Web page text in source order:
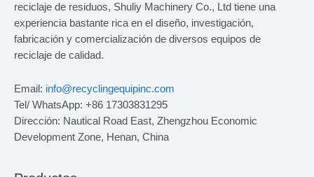
reciclaje de residuos, Shuliy Machinery Co., Ltd tiene una
experiencia bastante rica en el diseño, investigación,
fabricación y comercialización de diversos equipos de
reciclaje de calidad.
Email: info@recyclingequipinc.com
Tel/ WhatsApp: +86 17303831295
Dirección: Nautical Road East, Zhengzhou Economic
Development Zone, Henan, China